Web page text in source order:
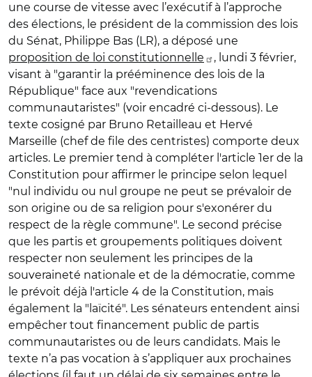
une course de vitesse avec l’exécutif à l’approche
des élections, le président de la commission des lois
du Sénat, Philippe Bas (LR), a déposé une
proposition de loi constitutionnelle
, lundi 3 février,
visant à "garantir la prééminence des lois de la
République" face aux "revendications
communautaristes" (voir encadré ci-dessous). Le
texte cosigné par Bruno Retailleau et Hervé
Marseille (chef de file des centristes) comporte deux
articles. Le premier tend à compléter l'article 1er de la
Constitution pour affirmer le principe selon lequel
"nul individu ou nul groupe ne peut se prévaloir de
son origine ou de sa religion pour s'exonérer du
respect de la règle commune". Le second précise
que les partis et groupements politiques doivent
respecter non seulement les principes de la
souveraineté nationale et de la démocratie, comme
le prévoit déjà l'article 4 de la Constitution, mais
également la "laïcité". Les sénateurs entendent ainsi
empêcher tout financement public de partis
communautaristes ou de leurs candidats. Mais le
texte n’a pas vocation à s’appliquer aux prochaines